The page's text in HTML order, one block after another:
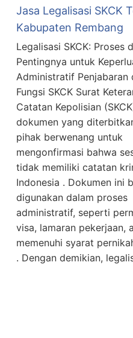
Jasa Legalisasi SKCK
Kabupaten Rembang
Legalisasi SKCK: Proses
Pentingnya untuk
Administratif Penjabaran
Fungsi SKCK Surat
Catatan Kepolisian
dokumen yang
pihak berwenang untuk
mengonfirmasi bahwa
tidak memiliki catatan
Indonesia . Dokumen ini
digunakan dalam proses
administratif, seperti
visa, lamaran pekerjaan,
memenuhi syarat
. Dengan demikian,